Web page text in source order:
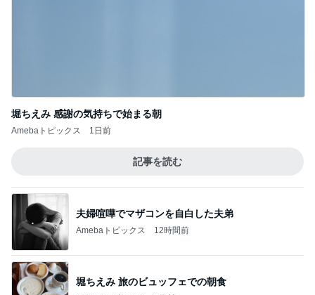
堀ちえみ 感謝の気持ちで始まる朝
Amebaトピックス 1日前
記事を読む
夫婦喧嘩でマザコンを自白した夫弟
Amebaトピックス 12時間前
堀ちえみ 旅のビュッフェでの朝食